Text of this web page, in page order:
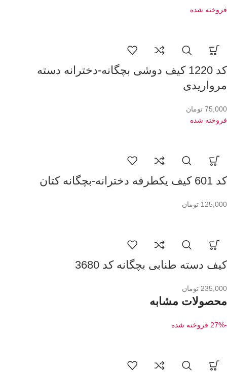
فروخته شده
کد 1220 کیف دوشی بچگانه-دخترانه دسته
مرواریدی
75,000 تومان
فروخته شده
کد 601 کیف یکطرفه دخترانه-بچگانه کتان
125,000 تومان
کیف دسته طنابی بچگانه کد 3680
235,000 تومان
محصولات مشابه
-27% فروخته شده